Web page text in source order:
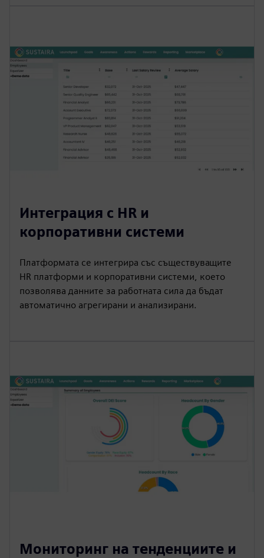
Интеграция с HR и
корпоративни системи
Платформата се интегрира със съществуващите
HR платформи и корпоративни системи, което
позволява данните за работната сила да бъдат
автоматично агрегирани и анализирани.
Мониторинг на тенденциите и